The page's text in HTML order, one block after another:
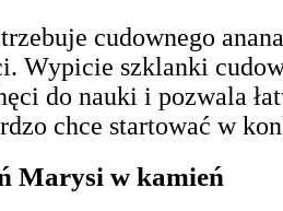
cudownego
Wypicie szklanki
do nauki i pozwala
chce startować w
Marysi w kamień